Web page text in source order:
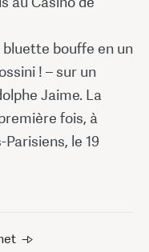
bluette bouffe en un
! – sur un
Jaime. La
fois, à
le 19